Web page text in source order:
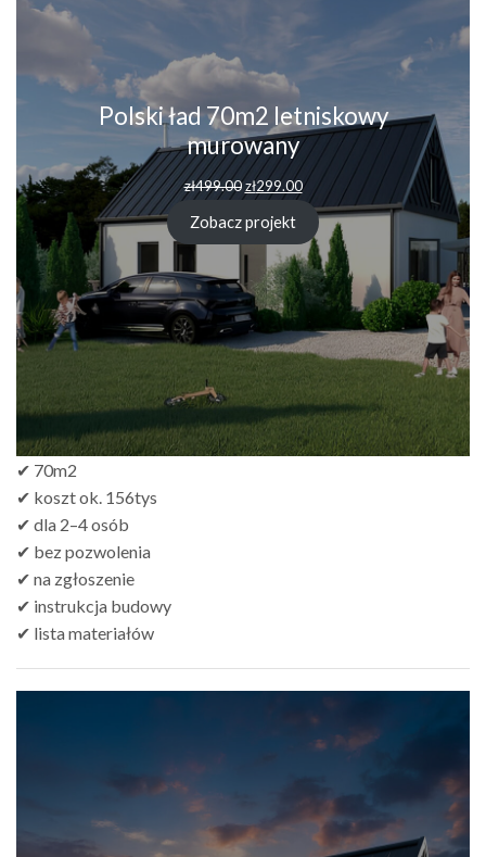
Polski ład 70m2 letniskowy
murowany
zł499.00Pierwotna
cena
wynosiła:
zł499.00.
zł299.00Aktualna
cena
wynosi:
zł299.00.
Zobacz projekt
✔ 70m2
✔ koszt ok. 156tys
✔ dla 2–4 osób
✔ bez pozwolenia
✔ na zgłoszenie
✔ instrukcja budowy
✔ lista materiałów